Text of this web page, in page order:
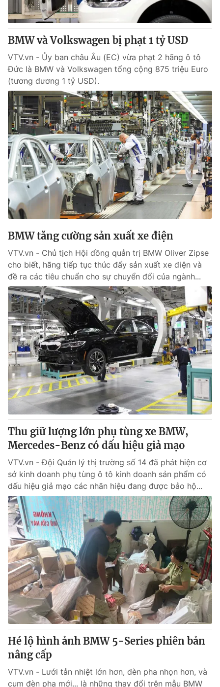
Cơ quan chủ quản:Đài Truyền hình Việt Nam
Cơ quan báo chí:Thời báo VTV
cấp ngày 29/12/2023
Tổng Biên tập:Vũ Thanh Thủy
Phó Tổng Biên tập:Nguyễn Thị Mỹ Hạnh, Phạm Quốc Thắng,
Nguyễn Trọng Ninh
Tổng đài VTV:024.38 355 931 - 024.38 355 932
Ðiện thoại Thời báo VTV:024.66 897 897
Email:toasoan@vtv.vn
Liên hệ quảng cáo:024-7300.7108
® Cấm sao chép dưới mọi hình thức nếu không có sự chấp
thuận bằng văn bản. Ghi rõ nguồn VTV.vn khi phát hành lại
thông tin từ website này.
BMW và Volkswagen bị phạt 1 tỷ USD
VTV.vn - Ủy ban châu Âu (EC) vừa phạt 2 hãng ô tô
Đức là BMW và Volkswagen tổng cộng 875 triệu Euro
(tương đương 1 tỷ USD).
BMW tăng cường sản xuất xe điện
VTV.vn - Chủ tịch Hội đồng quản trị BMW Oliver Zipse
cho biết, hãng tiếp tục thúc đẩy sản xuất xe điện và
đề ra các tiêu chuẩn cho sự chuyển đổi của ngành...
Thu giữ lượng lớn phụ tùng xe BMW,
Mercedes-Benz có dấu hiệu giả mạo
VTV.vn - Đội Quản lý thị trường số 14 đã phát hiện cơ
sở kinh doanh phụ tùng ô tô kinh doanh sản phẩm có
dấu hiệu giả mạo các nhãn hiệu đang được bảo hộ...
Hé lộ hình ảnh BMW 5-Series phiên bản
nâng cấp
VTV.vn - Lưới tản nhiệt lớn hơn, đèn pha nhọn hơn, và
cụm đèn pha mới... là những thay đổi trên mẫu BMW